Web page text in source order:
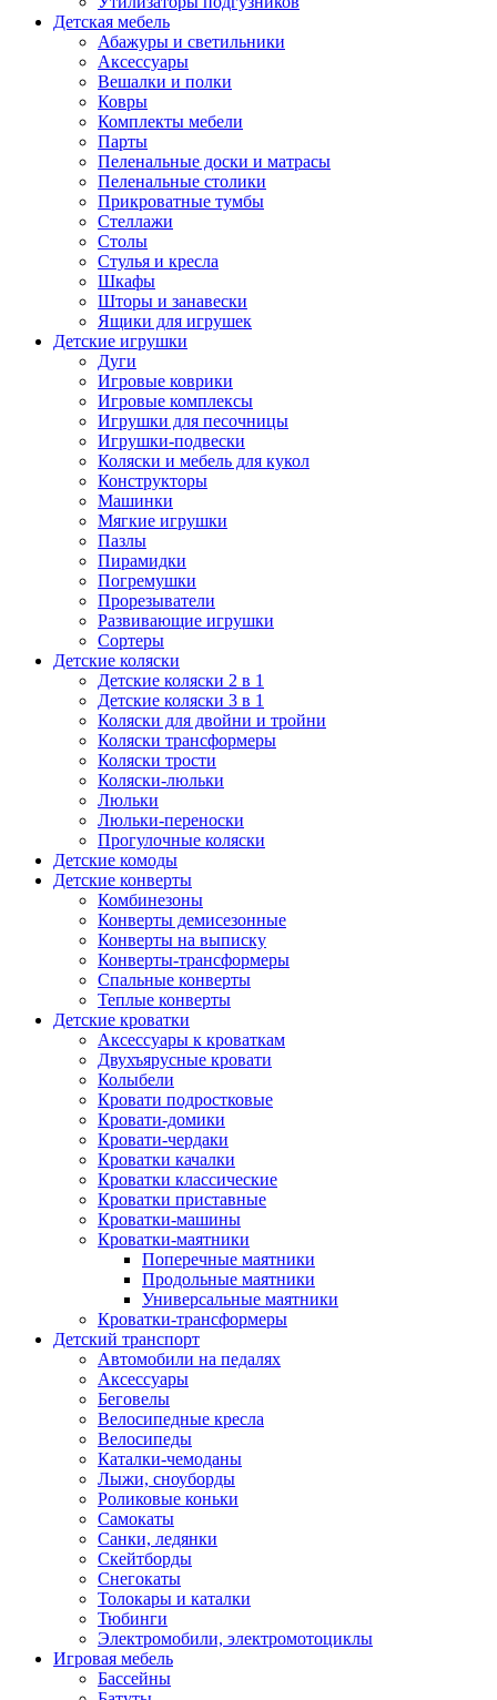
Детская мебель
Абажуры и светильники
Аксессуары
Вешалки и полки
Ковры
Комплекты мебели
Парты
Пеленальные доски и матрасы
Пеленальные столики
Прикроватные тумбы
Стеллажи
Столы
Стулья и кресла
Шкафы
Шторы и занавески
Ящики для игрушек
Детские игрушки
Дуги
Игровые коврики
Игровые комплексы
Игрушки для песочницы
Игрушки-подвески
Коляски и мебель для кукол
Конструкторы
Машинки
Мягкие игрушки
Пазлы
Пирамидки
Погремушки
Прорезыватели
Развивающие игрушки
Сортеры
Детские коляски
Детские коляски 2 в 1
Детские коляски 3 в 1
Коляски для двойни и тройни
Коляски трансформеры
Коляски трости
Коляски-люльки
Люльки
Люльки-переноски
Прогулочные коляски
Детские комоды
Детские конверты
Комбинезоны
Конверты демисезонные
Конверты на выписку
Конверты-трансформеры
Спальные конверты
Теплые конверты
Детские кроватки
Аксессуары к кроваткам
Двухъярусные кровати
Колыбели
Кровати подростковые
Кровати-домики
Кровати-чердаки
Кроватки качалки
Кроватки классические
Кроватки приставные
Кроватки-машины
Кроватки-маятники
Поперечные маятники
Продольные маятники
Универсальные маятники
Кроватки-трансформеры
Детский транспорт
Автомобили на педалях
Аксессуары
Беговелы
Велосипедные кресла
Велосипеды
Каталки-чемоданы
Лыжи, сноуборды
Роликовые коньки
Самокаты
Санки, ледянки
Скейтборды
Снегокаты
Толокары и каталки
Тюбинги
Электромобили, электромотоциклы
Игровая мебель
Бассейны